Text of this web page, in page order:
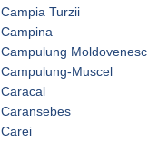
Campia Turzii
Campina
Campulung Moldovenesc
Campulung-Muscel
Caracal
Caransebes
Carei